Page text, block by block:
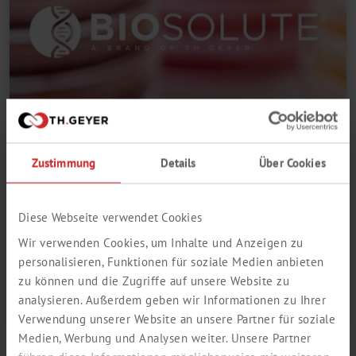
Zustimmung Details Über Cookies
Diese Webseite verwendet Cookies
Wir verwenden Cookies, um Inhalte und Anzeigen zu
personalisieren, Funktionen für soziale Medien anbieten
zu können und die Zugriffe auf unsere Website zu
analysieren. Außerdem geben wir Informationen zu Ihrer
Verwendung unserer Website an unsere Partner für soziale
Medien, Werbung und Analysen weiter. Unsere Partner
02.01.2024 Lab
LIFE SCIENCE
Dowiedz się więcej
All News